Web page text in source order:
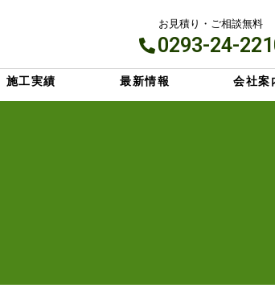
お見積り・ご相談無料
0293-24-
施工実績 最新情報 会社案